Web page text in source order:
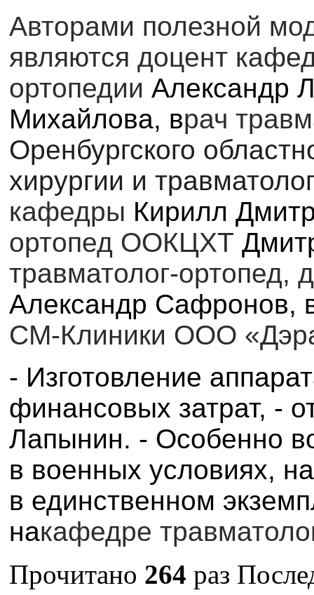
Авторами полезной
являются доцент
ортопедии Александр
Михайлова, врач
Оренбургского
хирургии и
кафедры Кирилл
ортопед ООКЦХТ
травматолог-ортопед,
Александр Сафронов,
СМ-Клиники ООО
- Изготовление
финансовых затрат, -
Лапынин. - Особенно
в военных условиях,
в единственном
накафедре
Прочитано 264 раз